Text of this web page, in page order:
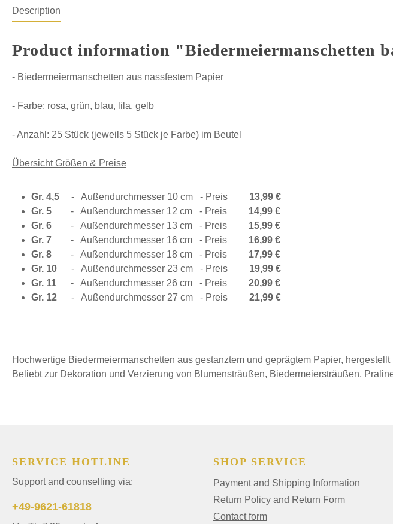
Description
Product information "Biedermeiermanschetten
- Biedermeiermanschetten aus nassfestem Papier
- Farbe: rosa, grün, blau, lila, gelb
- Anzahl: 25 Stück (jeweils 5 Stück je Farbe) im Beutel
Übersicht Größen & Preise
Gr. 4,5 - Außendurchmesser 10 cm - Preis 13,99 €
Gr. 5
- Außendurchmesser 12 cm - Preis 14,99 €
Gr. 6
- Außendurchmesser 13 cm - Preis
15,99 €
Gr. 7
- Außendurchmesser 16 cm - Preis
16,99 €
Gr. 8
- Außendurchmesser 18 cm - Preis
17,99 €
Gr. 10
- Außendurchmesser 23 cm - Preis
19,99 €
Gr. 11
- Außendurchmesser 26 cm - Preis
20,99 €
Gr. 12
- Außendurchmesser 27 cm - Preis 21,99 €
Hochwertige Biedermeiermanschetten aus gestanztem und geprägtem Papier, hergestellt
Beliebt zur Dekoration und Verzierung von Blumensträußen, Biedermeiersträußen,
SERVICE HOTLINE
Support and counselling via:
+49-9621-61818
SHOP SERVICE
Payment and Shipping Information
Return Policy and Return Form
Contact form